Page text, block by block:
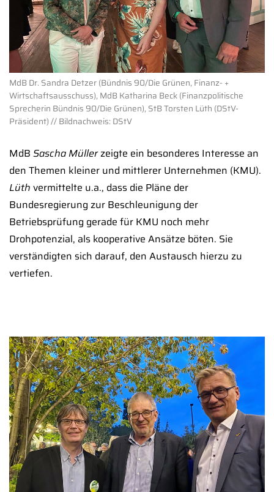
MdB Dr. Sandra Detzer (Bündnis 90/Die Grünen, Finanz- +
Wirtschaftsausschuss), MdB Katharina Beck (Finanzpolitische
Sprecherin Bündnis 90/Die Grünen), StB Torsten Lüth (DStV-
Präsident) // Bildnachweis: DStV
MdB Sascha Müllerzeigte ein besonderes Interesse an
den Themen kleiner und mittlerer Unternehmen (KMU).
Lüth vermittelte u.a., dass die Pläne der
Bundesregierung zur Beschleunigung der
Betriebsprüfung gerade für KMU noch mehr
Drohpotenzial, als kooperative Ansätze böten. Sie
verständigten sich darauf, den Austausch hierzu zu
vertiefen.